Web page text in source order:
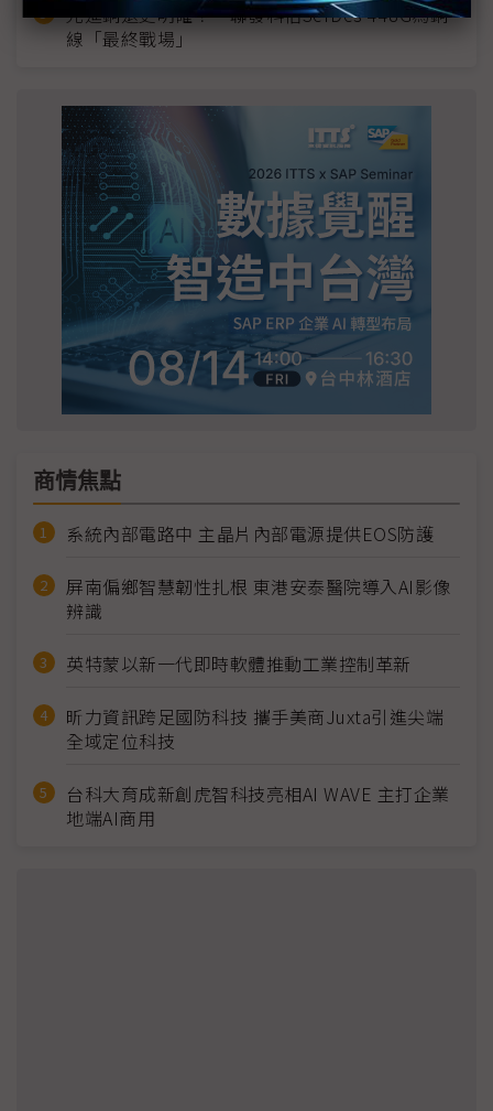
光進銅退更明確？ 聯發科估SerDes 448G為銅
線「最終戰場」
商情焦點
系統內部電路中 主晶片內部電源提供EOS防護
屏南偏鄉智慧韌性扎根 東港安泰醫院導入AI影像
辨識
英特蒙以新一代即時軟體推動工業控制革新
昕力資訊跨足國防科技 攜手美商Juxta引進尖端
全域定位科技
台科大育成新創虎智科技亮相AI WAVE 主打企業
地端AI商用